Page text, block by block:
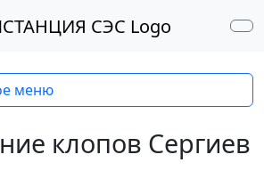
клопов Сергиев
меню